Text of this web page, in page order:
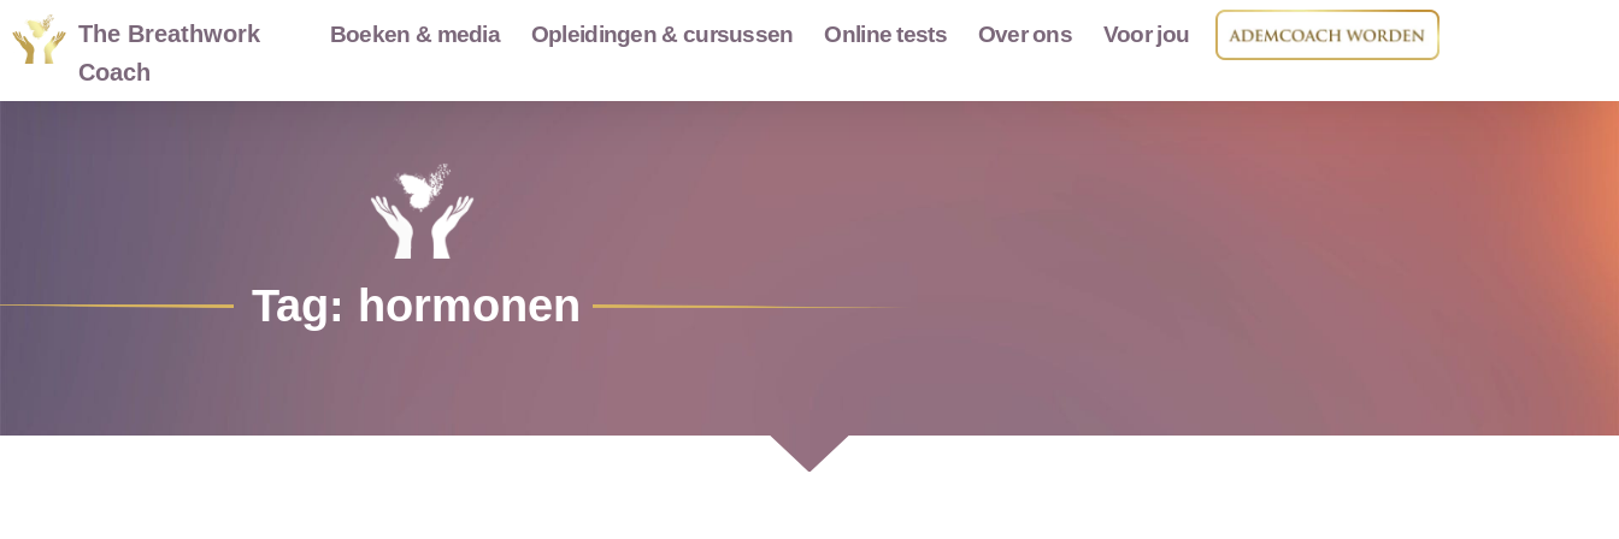
The Breathwork
Coach
Boeken & media Opleidingen & cursussen Online tests Over ons Voor jou
Tag: hormonen